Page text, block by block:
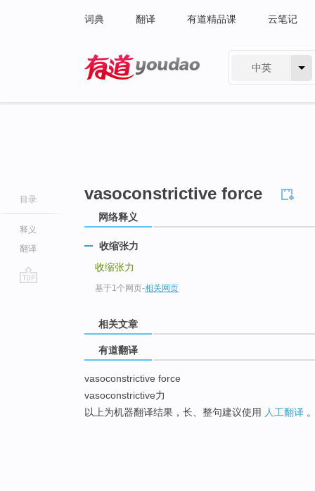
词典 翻译 有道精品课 云笔记
中英
目录
释义
翻译
vasoconstrictive force
网络释义
收缩张力
收缩张力
基于1个网页-相关网页
相关文章
有道翻译
vasoconstrictive force
vasoconstrictive力
以上为机器翻译结果，长、整句建议使用 人工翻译